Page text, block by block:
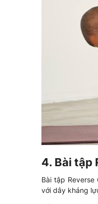
4. Bài tập
Bài tập
với dây kháng